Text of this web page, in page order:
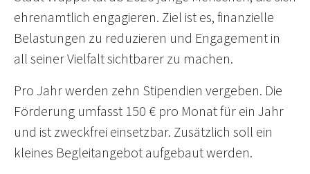
ehrenamtlich engagieren. Ziel ist es, finanzielle
Belastungen zu reduzieren und Engagement in
all seiner Vielfalt sichtbarer zu machen.
Pro Jahr werden zehn Stipendien vergeben. Die
Förderung umfasst 150 € pro Monat für ein Jahr
und ist zweckfrei einsetzbar. Zusätzlich soll ein
kleines Begleitangebot aufgebaut werden.